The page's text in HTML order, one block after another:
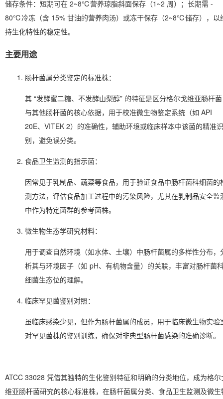
储存条件：短期可在 2~8℃营养琼脂斜面保存（1~2 周）；长期需 -
80℃冷冻（含 15% 甘油的营养肉汤）或冻干保存（2~8℃储存），以
持生化特性的稳定性。
主要用途
肠杆菌属分类鉴定的标准株：
其 “发酵蜜二糖、不发酵山梨醇” 的特征是区分格尔戈维亚肠杆菌
与其他肠杆菌的核心依据，用于校准微生物鉴定系统（如 API
20E、VITEK 2）的准确性，辅助环境或临床样本中该菌的精准识
别，避免误分类。
食品卫生监测的指示菌：
因常见于乳制品、蔬菜等食品，用于验证食品中肠杆菌科细菌的
测方法，评估食品加工过程中的污染风险，尤其在乳制品安全监
中作为特定菌群的参考菌株。
微生物生态学研究材料：
用于调查自然环境（如水体、土壤）中肠杆菌属的多样性分布，
析其与环境因子（如 pH、有机物含量）的关联，丰富对肠杆菌
细菌生态位的理解。
临床罕见菌鉴别对照：
虽临床感染少见，但作为肠杆菌属的成员，用于临床微生物实验
对罕见菌株的鉴别训练，确保对非典型肠杆菌感染的准确诊断。
ATCC 33028 凭借其独特的生化鉴别特征和明确的分类地位，成为格尔
维亚肠杆菌研究的核心标准株，在肠杆菌属分类、食品卫生监测及微生